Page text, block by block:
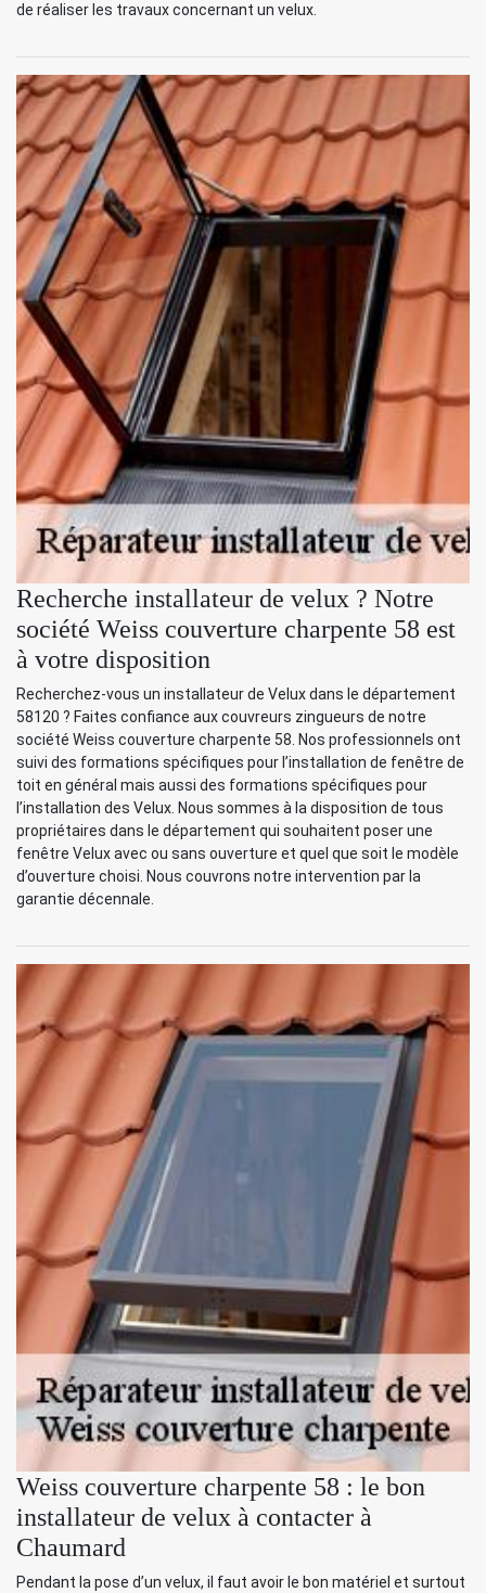
de réaliser les travaux concernant un velux.
Recherche installateur de velux ? Notre
société Weiss couverture charpente 58 est
à votre disposition
Recherchez-vous un installateur de Velux dans le département
58120 ? Faites confiance aux couvreurs zingueurs de notre
société Weiss couverture charpente 58. Nos professionnels ont
suivi des formations spécifiques pour l’installation de fenêtre de
toit en général mais aussi des formations spécifiques pour
l’installation des Velux. Nous sommes à la disposition de tous
propriétaires dans le département qui souhaitent poser une
fenêtre Velux avec ou sans ouverture et quel que soit le modèle
d’ouverture choisi. Nous couvrons notre intervention par la
garantie décennale.
Weiss couverture charpente 58 : le bon
installateur de velux à contacter à
Chaumard
Pendant la pose d’un velux, il faut avoir le bon matériel et surtout